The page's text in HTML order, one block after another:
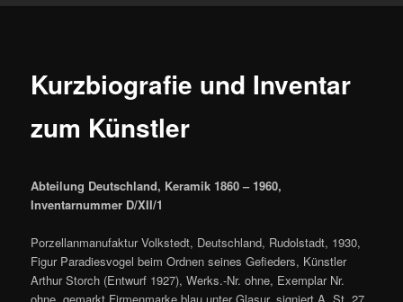
Kurzbiografie und Inventar
zum Künstler
Abteilung Deutschland, Keramik 1860 – 1960,
Inventarnummer D/XII/1
Porzellanmanufaktur Volkstedt, Deutschland, Rudolstadt, 1930,
Figur Paradiesvogel beim Ordnen seines Gefieders, Künstler
Arthur Storch (Entwurf 1927), Werks.-Nr. ohne, Exemplar Nr.